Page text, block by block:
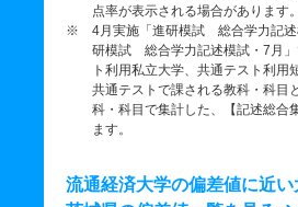
点率が表示される場合があります。
※ 4月実施「進研模試 総合学力記述
研模試 総合学力記述模試・7月
ト利用私立大学、共通テスト利用
共通テストで課される教科・科目
科・科目で集計した、【記述総合
ます。
流通経済大学の偏差値に近い